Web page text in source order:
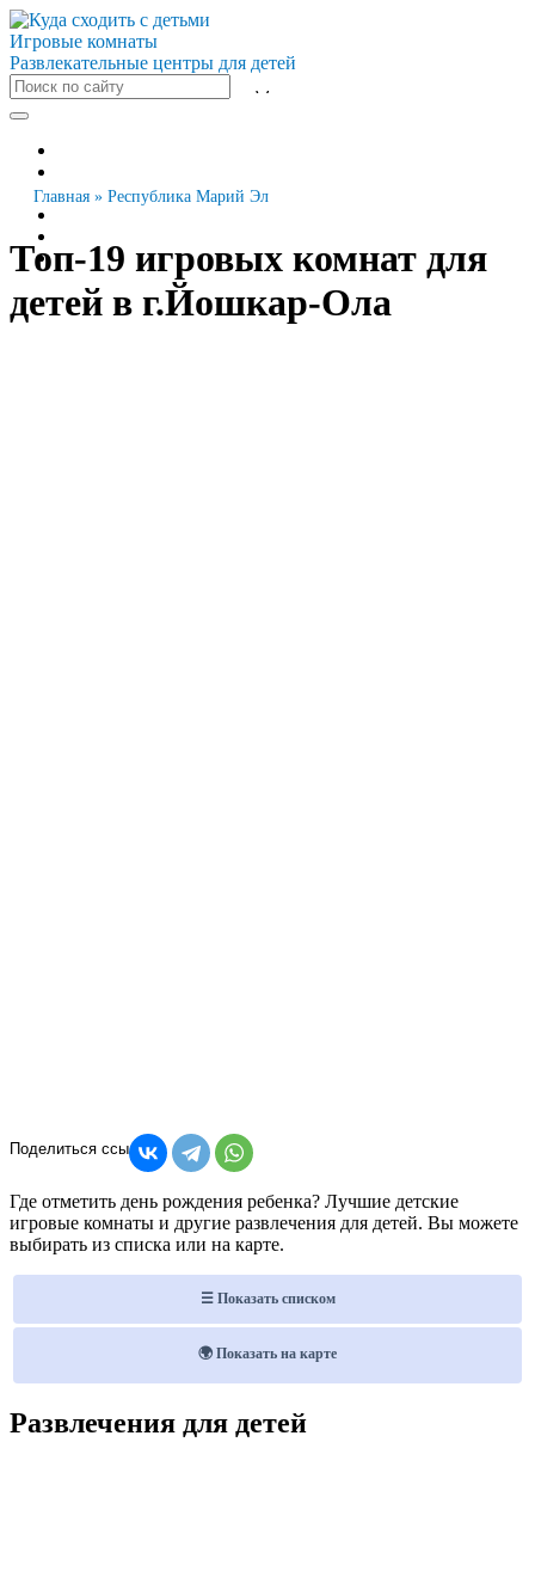
Игровые комнаты
Развлекательные центры для детей
Санкт-Петербург
Казань
Главная » Республика Марий Эл
Топ-19 игровых комнат для
детей в г.Йошкар-Ола
Где отметить день рождения ребенка? Лучшие детские
игровые комнаты и другие развлечения для детей. Вы можете
выбирать из списка или на карте.
☰ Показать списком
🌍 Показать на карте
Развлечения для детей